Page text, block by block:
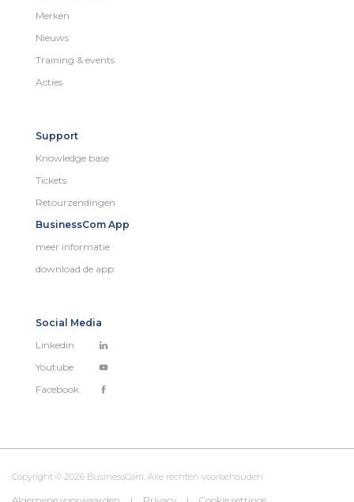
Merken
Nieuws
Training & events
Acties
Support
Knowledge base
Tickets
Retourzendingen
BusinessCom App
meer informatie
download de app
Social Media
Linkedin
Youtube
Facebook
Copyright © 2026 BusinessCom. Alle rechten voorbehouden.